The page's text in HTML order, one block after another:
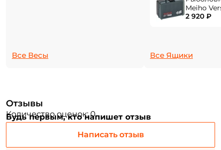
Все Весы
Meiho
2 920 ₽
Все Ящики
Отзывы
Количество оценок: 0
Будь первым, кто напишет отзыв
Написать отзыв
Заполняя данную форму вы соглашаетесь на обработку